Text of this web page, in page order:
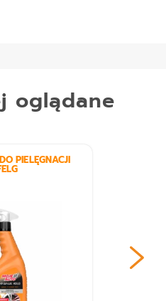
oglądane
PIELĘGNACJI